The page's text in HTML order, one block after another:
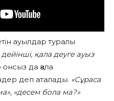
ауылдар туралы
қала деуге ауыз
да қала
деп аталады. «Сұраса
«десем бола ма?»